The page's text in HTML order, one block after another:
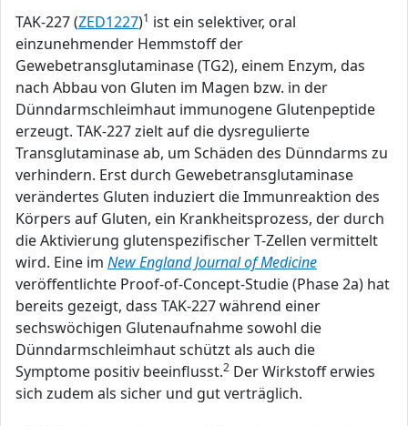
TAK-227 (ZED1227)1 ist ein selektiver, oral
einzunehmender Hemmstoff der
Gewebetransglutaminase (TG2), einem Enzym, das
nach Abbau von Gluten im Magen bzw. in der
Dünndarmschleimhaut immunogene Glutenpeptide
erzeugt. TAK-227 zielt auf die dysregulierte
Transglutaminase ab, um Schäden des Dünndarms zu
verhindern. Erst durch Gewebetransglutaminase
verändertes Gluten induziert die Immunreaktion des
Körpers auf Gluten, ein Krankheitsprozess, der durch
die Aktivierung glutenspezifischer T-Zellen vermittelt
wird. Eine im New England Journal of Medicine
veröffentlichte Proof-of-Concept-Studie (Phase 2a) hat
bereits gezeigt, dass TAK-227 während einer
sechswöchigen Glutenaufnahme sowohl die
Dünndarmschleimhaut schützt als auch die
Symptome positiv beeinflusst.2 Der Wirkstoff erwies
sich zudem als sicher und gut verträglich.